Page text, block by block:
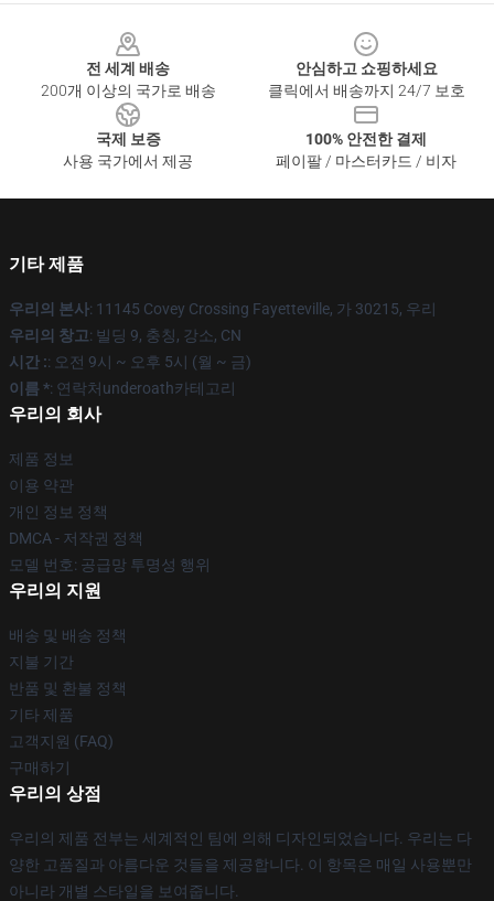
전 세계 배송
200개 이상의 국가로 배송
안심하고 쇼핑하세요
클릭에서 배송까지 24/7 보호
국제 보증
사용 국가에서 제공
100% 안전한 결제
페이팔 / 마스터카드 / 비자
기타 제품
우리의 본사: 11145 Covey Crossing Fayetteville, 가 30215, 우리
우리의 창고: 빌딩 9, 충칭, 강소, CN
시간 :: 오전 9시 ~ 오후 5시 (월 ~ 금)
이름 *: 연락처underoath카테고리
우리의 회사
제품 정보
이용 약관
개인 정보 정책
DMCA - 저작권 정책
모델 번호: 공급망 투명성 행위
우리의 지원
배송 및 배송 정책
지불 기간
반품 및 환불 정책
기타 제품
고객지원 (FAQ)
구매하기
우리의 상점
우리의 제품 전부는 세계적인 팀에 의해 디자인되었습니다. 우리는 다
양한 고품질과 아름다운 것들을 제공합니다. 이 항목은 매일 사용뿐만
아니라 개별 스타일을 보여줍니다.